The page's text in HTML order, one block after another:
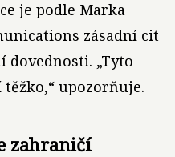
je podle Marka
zásadní cit
„Tyto
upozorňuje.
zahraničí